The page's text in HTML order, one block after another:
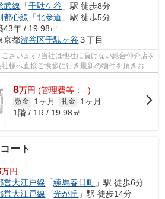
武線 「千駄ケ谷 」駅 徒歩8分
都心線 「北参道 」駅 徒歩5分
43年 / 19.98㎡
京都渋谷区千駄ヶ谷３丁目
ざいます♪当社は他社に負けない総合仲介店を
様へ直接ご挨拶に行き最新の物件を頂きお客
情報は...
8万円 (管理費等：- )
敷金 1ヶ月 礼金
1ヶ月
1階 / 1R / 19.98㎡
ート
万円
営大江戸線 「練馬春日町 」駅 徒歩6分
営大江戸線 「光が丘 」駅 徒歩14分